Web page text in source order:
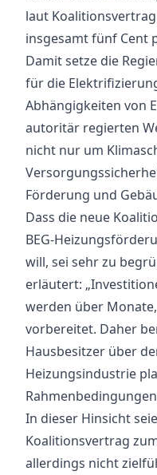
laut
insgesamt fünf Cent
Damit setze die
für die
Abhängigkeiten von
autoritär regierten
nicht nur um
Förderung und
Dass die neue
BEG-
will, sei sehr zu
erläutert:
werden über
vorbereitet. Daher
Hausbesitzer über
Heizungsindustrie
In dieser Hinsicht
Koalitionsvertrag
allerdings nicht